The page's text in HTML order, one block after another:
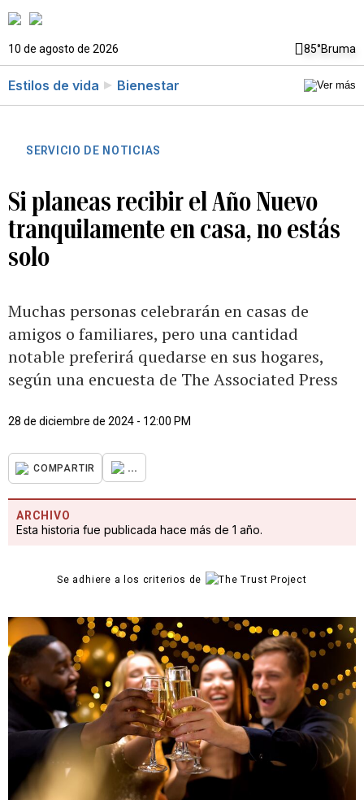
10 de agosto de 2026 85°Bruma
Estilos de vida Bienestar
SERVICIO DE NOTICIAS
Si planeas recibir el Año Nuevo
tranquilamente en casa, no estás
solo
Muchas personas celebrarán en casas de
amigos o familiares, pero una cantidad
notable preferirá quedarse en sus hogares,
según una encuesta de The Associated Press
28 de diciembre de 2024 - 12:00 PM
COMPARTIR ...
ARCHIVO
Esta historia fue publicada hace más de 1 año.
Se adhiere a los criterios de